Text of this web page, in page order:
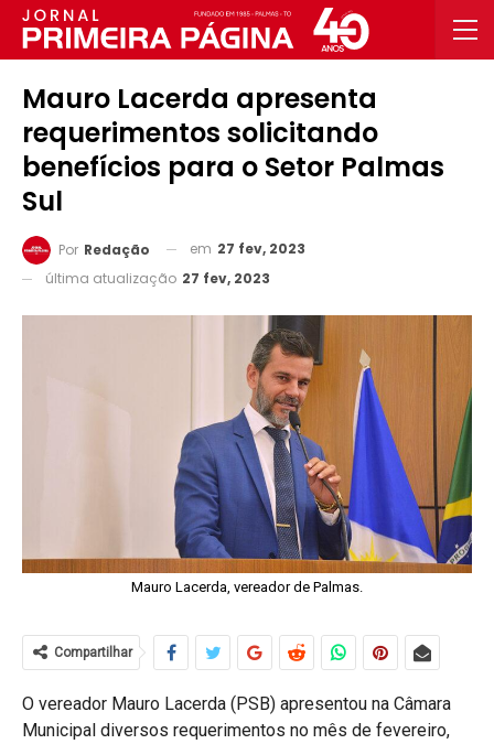
Mauro Lacerda apresenta
requerimentos solicitando
benefícios para o Setor Palmas
Sul
Por Redação em 27 fev, 2023
última atualização 27 fev, 2023
Mauro Lacerda, vereador de Palmas.
Compartilhar
O vereador Mauro Lacerda (PSB) apresentou na Câmara
Municipal diversos requerimentos no mês de fevereiro,